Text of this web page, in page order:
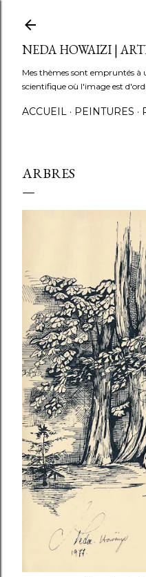
NEDA HOWAIZI |
Mes thèmes sont empruntés
scientifique où l'image est
ACCUEIL PEINTURES
ARBRES